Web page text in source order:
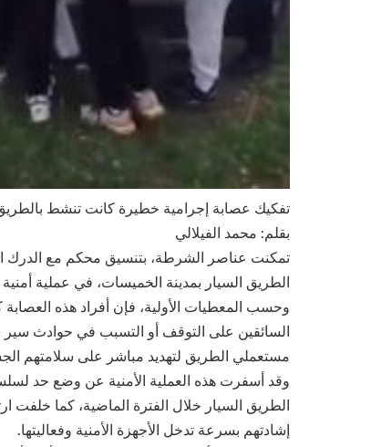
تفكيك عصابة إجرامية خطيرة كانت تنشط
بقلم: محمد الفيلالي
تمكنت عناصر الشرطة، بتنسيق محكم مع
الطريق السيار بمدينة الخميسات، في عملية
وحسب المعطيات الأولية، فإن أفراد هذه
السائقين على التوقف أو التسبب في حوادث
مستعملي الطريق لتهديد مباشر على سلامتهم
وقد أسفرت هذه العملية الأمنية عن وضع حد
الطريق السيار خلال الفترة الماضية، كما
إشادتهم بسرعة تدخل الأجهزة الأمنية وفعاليتها.